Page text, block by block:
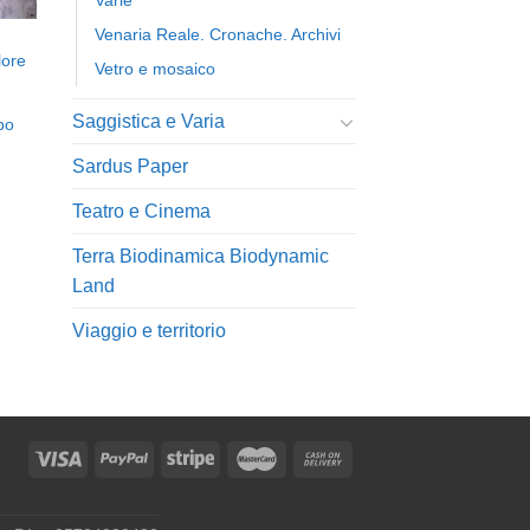
Venaria Reale. Cronache. Archivi
Vetro e mosaico
Saggistica e Varia
Sardus Paper
Teatro e Cinema
Terra Biodinamica Biodynamic
Land
Viaggio e territorio